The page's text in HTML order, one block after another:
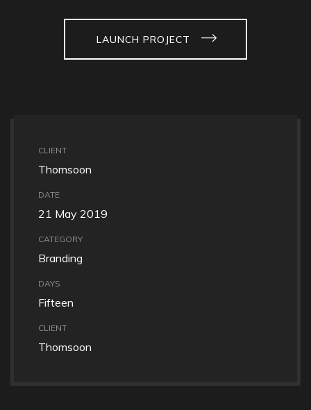
LAUNCH PROJECT
CLIENT
Thomsoon
DATE
21 May 2019
CATEGORY
Branding
DAYS
Fifteen
CLIENT
Thomsoon